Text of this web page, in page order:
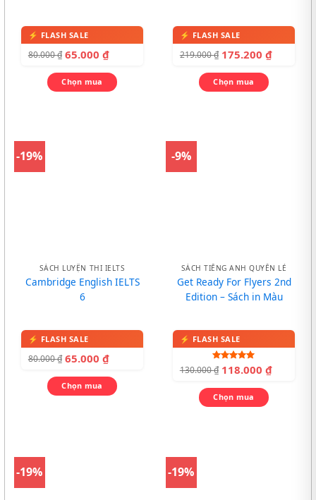
80.000₫ 65.000 ₫
Chọn mua
219.000₫ 175.200 ₫
Chọn mua
-19%
SÁCH LUYỆN THI IELTS
Cambridge English IELTS
6
80.000₫ 65.000 ₫
Chọn mua
-9%
SÁCH TIẾNG ANH QUYỂN LẺ
Get Ready For Flyers 2nd
Edition – Sách in Màu
Được xếp
hạng5.00
130.000₫ 118.000 ₫
Chọn mua
-19% -19%